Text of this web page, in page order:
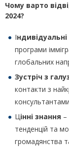
Чому варто
2024?
І
програми
глобальних
Зустріч з
контакти з
консультантами
Цінні знання –
тенденцій та
громадянства